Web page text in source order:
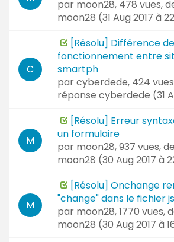
par moon28, 478 vues,
moon28 (31 Aug 2017 à
C
[Résolu] Différence de
fonctionnement entre
smartph
parcyberdede, 424
réponse cyberdede (31
M
[Résolu] Erreur
un formulaire
par moon28, 937 vues,
moon28 (30 Aug 2017 à
M
[Résolu] Onchange
"change" dans le fichier js
par moon28, 1770 vues,
moon28 (30 Aug 2017 à